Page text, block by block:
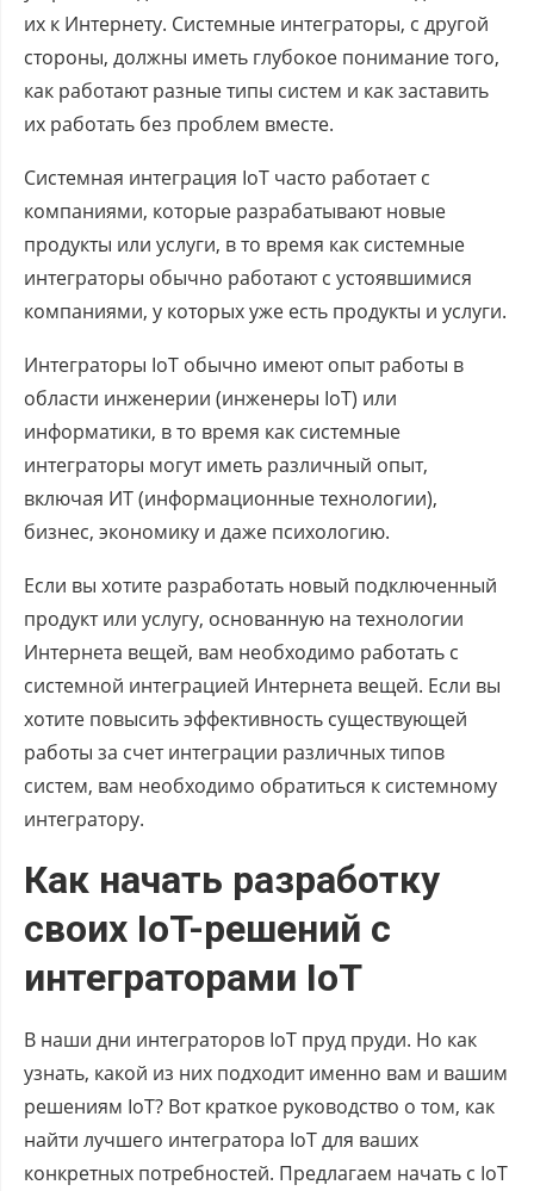
их к Интернету. Системные интеграторы, с другой
стороны, должны иметь глубокое понимание того,
как работают разные типы систем и как заставить
их работать без проблем вместе.
Системная интеграция IoT часто работает с
компаниями, которые разрабатывают новые
продукты или услуги, в то время как системные
интеграторы обычно работают с устоявшимися
компаниями, у которых уже есть продукты и услуги.
Интеграторы IoT обычно имеют опыт работы в
области инженерии (инженеры IoT) или
информатики, в то время как системные
интеграторы могут иметь различный опыт,
включая ИТ (информационные технологии),
бизнес, экономику и даже психологию.
Если вы хотите разработать новый подключенный
продукт или услугу, основанную на технологии
Интернета вещей, вам необходимо работать с
системной интеграцией Интернета вещей. Если вы
хотите повысить эффективность существующей
работы за счет интеграции различных типов
систем, вам необходимо обратиться к системному
интегратору.
Как начать разработку
своих IoT-решений с
интеграторами IoT
В наши дни интеграторов IoT пруд пруди. Но как
узнать, какой из них подходит именно вам и вашим
решениям IoT? Вот краткое руководство о том, как
найти лучшего интегратора IoT для ваших
конкретных потребностей. Предлагаем начать с IoT